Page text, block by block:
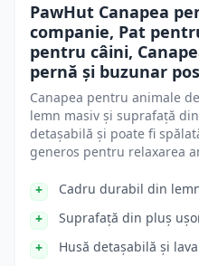
PawHut Canapea
companie, Pat
pentru câini,
pernă și buzunar
Canapea pentru animale
lemn masiv și suprafață
detașabilă și poate fi
generos pentru relaxarea
Cadru durabil din
Suprafață din pluș
Husă detașabilă și